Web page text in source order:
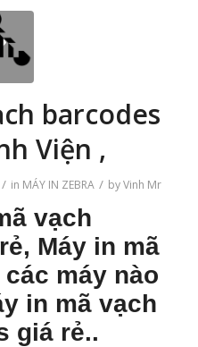
barcodes
Viện ,
/ in MÁY IN ZEBRA / byVinh Mr
vạch
Máy in mã
máy nào
in mã vạch
giá rẻ..